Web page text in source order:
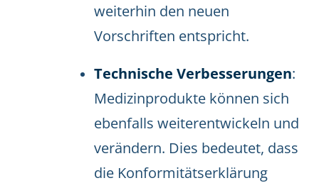
weiterhin den neuen
Vorschriften entspricht.
Technische Verbesserungen:
Medizinprodukte können sich
ebenfalls weiterentwickeln und
verändern. Dies bedeutet, dass
die Konformitätserklärung